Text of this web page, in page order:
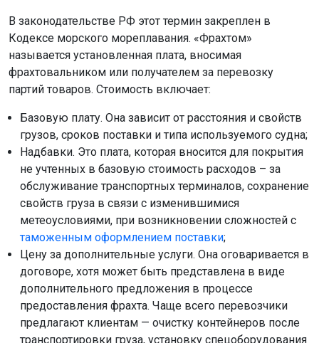
В законодательстве РФ этот термин закреплен в
Кодексе морского мореплавания. «Фрахтом»
называется установленная плата, вносимая
фрахтовальником или получателем за перевозку
партий товаров. Стоимость включает:
Базовую плату. Она зависит от расстояния и свойств
грузов, сроков поставки и типа используемого судна;
Надбавки. Это плата, которая вносится для покрытия
не учтенных в базовую стоимость расходов – за
обслуживание транспортных терминалов, сохранение
свойств груза в связи с изменившимися
метеоусловиями, при возникновении сложностей с
таможенным оформлением поставки;
Цену за дополнительные услуги. Она оговаривается в
договоре, хотя может быть представлена в виде
дополнительного предложения в процессе
предоставления фрахта. Чаще всего перевозчики
предлагают клиентам — очистку контейнеров после
транспортировки груза, установку спецоборудования